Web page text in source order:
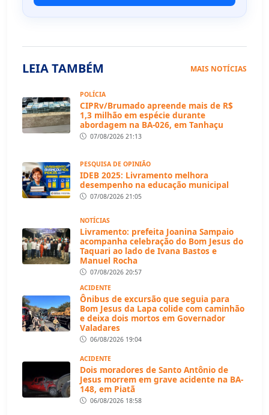
LEIA TAMBÉM MAIS NOTÍCIAS
POLÍCIA
CIPRv/Brumado apreende mais de R$
1,3 milhão em espécie durante
abordagem na BA-026, em Tanhaçu
07/08/2026 21:13
PESQUISA DE OPINIÃO
IDEB 2025: Livramento melhora
desempenho na educação municipal
07/08/2026 21:05
NOTÍCIAS
Livramento: prefeita Joanina Sampaio
acompanha celebração do Bom Jesus do
Taquari ao lado de Ivana Bastos e
Manuel Rocha
07/08/2026 20:57
ACIDENTE
Ônibus de excursão que seguia para
Bom Jesus da Lapa colide com caminhão
e deixa dois mortos em Governador
Valadares
06/08/2026 19:04
ACIDENTE
Dois moradores de Santo Antônio de
Jesus morrem em grave acidente na BA-
148, em Piatã
06/08/2026 18:58